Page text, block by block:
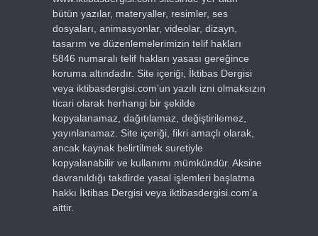
bütün yazılar, materyaller, resimler, ses
dosyaları, animasyonlar, videolar, dizayn,
tasarım ve düzenlemelerimizin telif hakları
5846 numaralı telif hakları yasası gereğince
koruma altındadır. Site içeriği, İktibas Dergisi
veya iktibasdergisi.com’un yazılı izni olmaksızın
ticari olarak herhangi bir şekilde
kopyalanamaz, dağıtılamaz, değiştirilemez,
yayınlanamaz. Site içeriği, fikri amaçlı olarak,
ancak kaynak belirtilmek suretiyle
kopyalanabilir ve kullanımı mümkündür. Aksine
davranıldığı takdirde yasal işlemleri başlatma
hakkı İktibas Dergisi veya iktibasdergisi.com’a
aittir.